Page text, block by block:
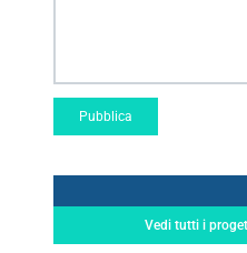
Vedi tutti i